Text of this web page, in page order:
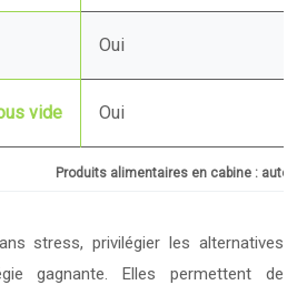
Produits alimentaires en cabine :
Oui
vide Oui
stress, privilégier les alternatives
gagnante. Elles permettent de